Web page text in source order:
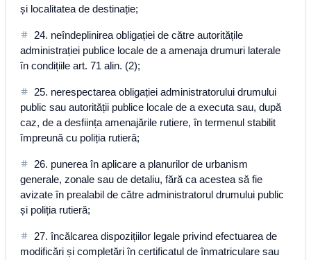
și localitatea de destinație;
24. neîndeplinirea obligației de către autoritățile
administrației publice locale de a amenaja drumuri laterale
în condițiile art. 71 alin. (2);
25. nerespectarea obligației administratorului drumului
public sau autorității publice locale de a executa sau, după
caz, de a desființa amenajările rutiere, în termenul stabilit
împreună cu poliția rutieră;
26. punerea în aplicare a planurilor de urbanism
generale, zonale sau de detaliu, fără ca acestea să fie
avizate în prealabil de către administratorul drumului public
și poliția rutieră;
27. încălcarea dispozițiilor legale privind efectuarea de
modificări și completări în certificatul de înmatriculare sau